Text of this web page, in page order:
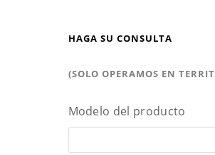
HAGA SU CONSULTA
(SOLO OPERAMOS EN
Modelo del producto